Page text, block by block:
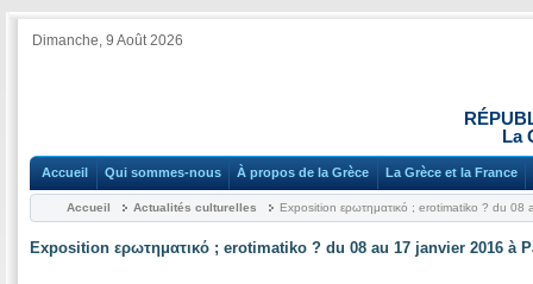
Dimanche, 9 Août 2026
La
Accueil Qui sommes-nous À propos de la Grèce La Grèce et la France
Accueil Actualités culturelles Exposition ερωτηματικό ; erotimatiko ? du
Exposition ερωτηματικό ; erotimatiko ? du 08 au 17 janvier 2016 à